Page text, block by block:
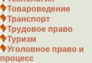
Товароведение
Транспорт
Трудовое право
Туризм
Уголовное право и
процесс